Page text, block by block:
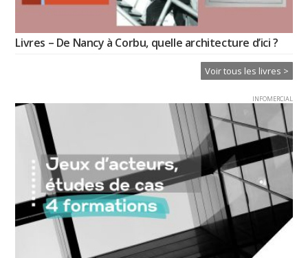
Livres – De Nancy à Corbu, quelle architecture d’ici ?
Voir tous les livres >
INFOMERCIAL